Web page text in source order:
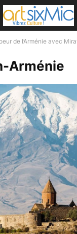
de l’Arménie avec
Arménie